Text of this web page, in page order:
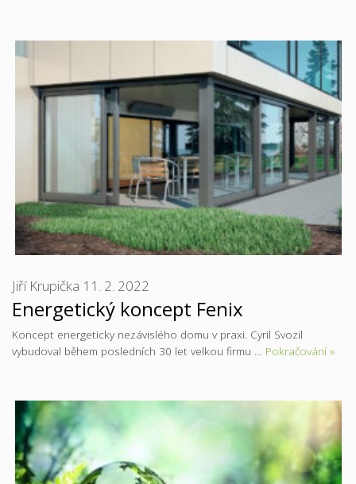
Energetický koncept Fenix
Jiří Krupička 11. 2. 2022
Koncept energeticky nezávislého domu v praxi. Cyril Svozil
vybudoval během posledních 30 let velkou firmu … Pokračování »